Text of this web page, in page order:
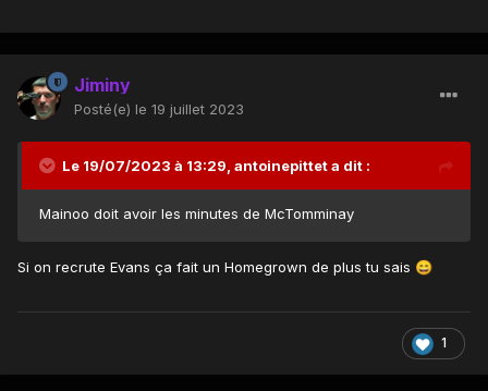
Jiminy
Posté(e) le 19 juillet 2023
Le 19/07/2023 à 13:29, antoinepitteta dit :
Mainoo doit avoir les minutes de McTomminay
Si on recrute Evans ça fait un Homegrown de plus tu sais 😄
1